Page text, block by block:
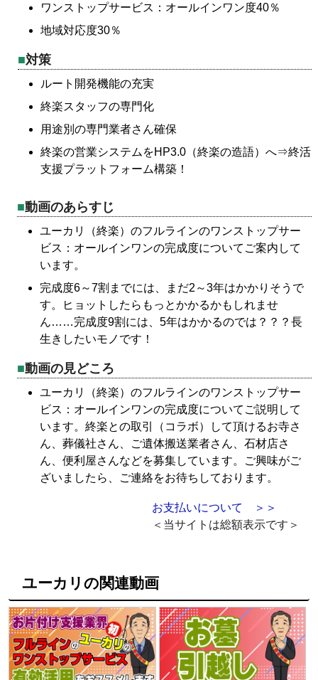
ワンストップサービス：オールインワン度40％
地域対応度30％
対策
ルート開発機能の充実
終楽スタッフの専門化
用途別の専門業者さん確保
終楽の営業システムをHP3.0（終楽の造語）へ⇒終活
支援プラットフォーム構築！
動画のあらすじ
ユーカリ（終楽）のフルラインのワンストップサー
ビス：オールインワンの完成度についてご案内して
います。
完成度6～7割までには、まだ2～3年はかかりそうで
す。ヒョットしたらもっとかかるかもしれませ
ん……完成度9割には、5年はかかるのでは？？？長
生きしたいモノです！
動画の見どころ
ユーカリ（終楽）のフルラインのワンストップサー
ビス：オールインワンの完成度についてご説明して
います。終楽との取引（コラボ）して頂けるお寺さ
ん、葬儀社さん、ご遺体搬送業者さん、石材店さ
ん、便利屋さんなどを募集しています。ご興味がご
ざいましたら、ご連絡をお待ちしております。
お支払いについて ＞＞
＜当サイトは総額表示です＞
ユーカリの関連動画